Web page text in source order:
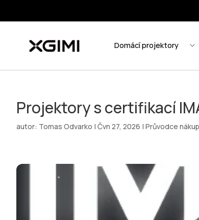
Projektory s certifikací
autor: Tomas Odvarko | Čvn 27, 2026 | Průvodce